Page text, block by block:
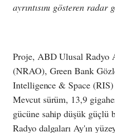
ayrıntısını gösteren radar
Proje, ABD Ulusal Radyo
(NRAO), Green Bank
Intelligence & Space
Mevcut sürüm, 13,9
gücüne sahip düşük güçlü
Radyo dalgaları Ay'ın